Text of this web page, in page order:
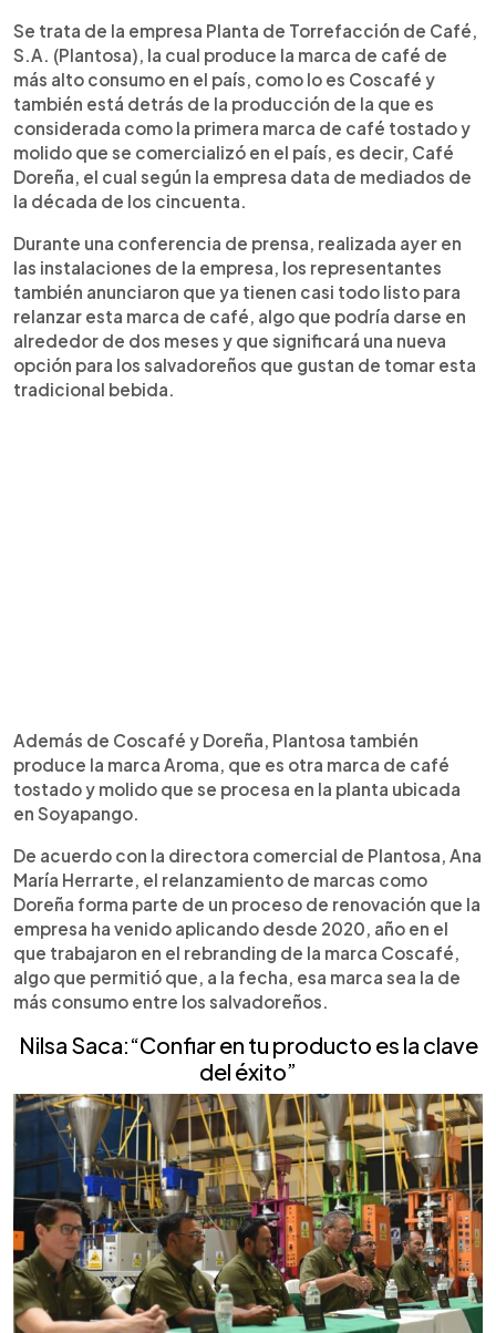
Se trata de la empresa Planta de Torrefacción de Café,
S.A. (Plantosa), la cual produce la marca de café de
más alto consumo en el país, como lo es Coscafé y
también está detrás de la producción de la que es
considerada como la primera marca de café tostado y
molido que se comercializó en el país, es decir, Café
Doreña, el cual según la empresa data de mediados de
la década de los cincuenta.
Durante una conferencia de prensa, realizada ayer en
las instalaciones de la empresa, los representantes
también anunciaron que ya tienen casi todo listo para
relanzar esta marca de café, algo que podría darse en
alrededor de dos meses y que significará una nueva
opción para los salvadoreños que gustan de tomar esta
tradicional bebida.
Además de Coscafé y Doreña, Plantosa también
produce la marca Aroma, que es otra marca de café
tostado y molido que se procesa en la planta ubicada
en Soyapango.
De acuerdo con la directora comercial de Plantosa, Ana
María Herrarte, el relanzamiento de marcas como
Doreña forma parte de un proceso de renovación que la
empresa ha venido aplicando desde 2020, año en el
que trabajaron en el rebranding de la marca Coscafé,
algo que permitió que, a la fecha, esa marca sea la de
más consumo entre los salvadoreños.
Nilsa Saca:“Confiar en tu producto es la clave
del éxito”